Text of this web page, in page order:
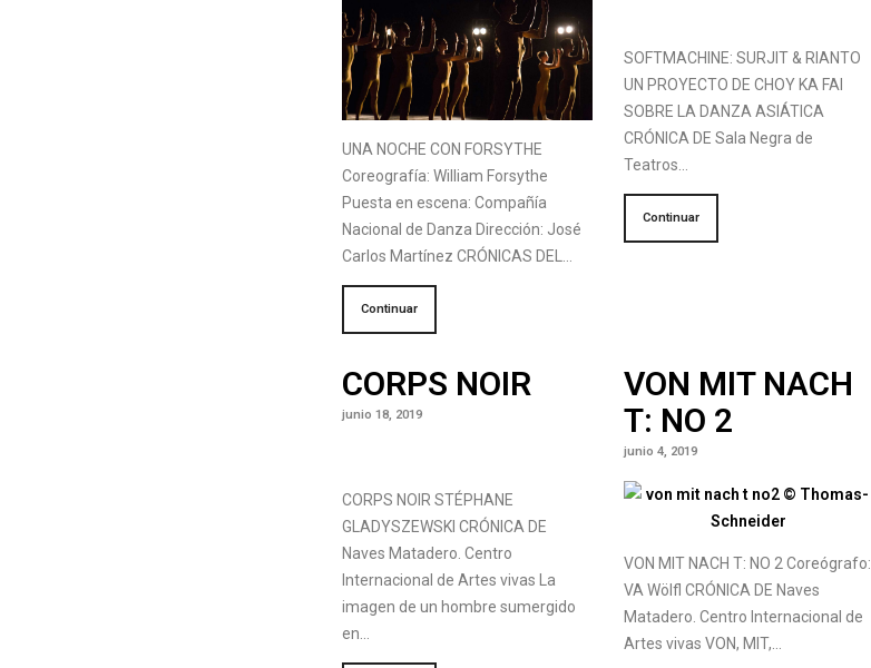
UNA NOCHE CON FORSYTHE
Coreografía: William Forsythe
Puesta en escena: Compañía
Nacional de Danza Dirección: José
Carlos Martínez CRÓNICAS DEL…
Continuar
SOFTMACHINE: SURJIT & RIANTO
UN PROYECTO DE CHOY KA FAI
SOBRE LA DANZA ASIÁTICA
CRÓNICA DE Sala Negra de
Teatros…
Continuar
CORPS NOIR
junio 18, 2019
CORPS NOIR STÉPHANE
GLADYSZEWSKI CRÓNICA DE
Naves Matadero. Centro
Internacional de Artes vivas La
imagen de un hombre sumergido
en…
VON MIT NACH
T: NO 2
junio 4, 2019
VON MIT NACH T: NO 2 Coreógrafo:
VA Wölfl CRÓNICA DE Naves
Matadero. Centro Internacional de
Artes vivas VON, MIT,…